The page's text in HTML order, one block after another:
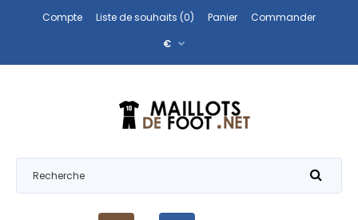
Compte Liste de souhaits (0) Panier
Commander
€